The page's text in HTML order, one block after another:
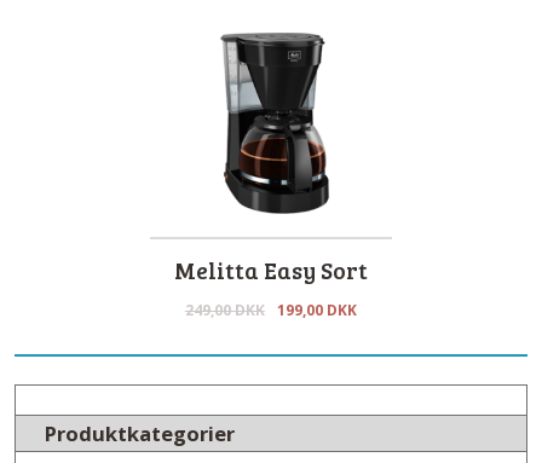
Melitta Easy Sort
249,00DKK 199,00 DKK
Produktkategorier